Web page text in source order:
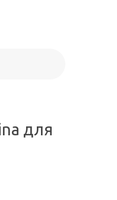
для